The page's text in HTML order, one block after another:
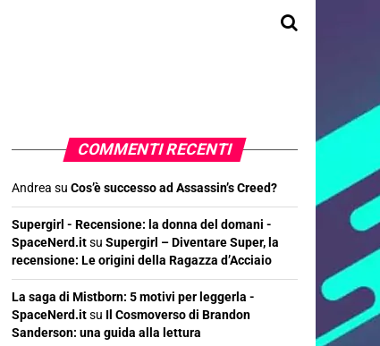
COMMENTI RECENTI
Andrea su Cos’è successo ad Assassin’s Creed?
Supergirl - Recensione: la donna del domani -
SpaceNerd.itsu Supergirl – Diventare Super, la
recensione: Le origini della Ragazza d’Acciaio
La saga di Mistborn: 5 motivi per leggerla -
SpaceNerd.itsu Il Cosmoverso di Brandon
Sanderson: una guida alla lettura